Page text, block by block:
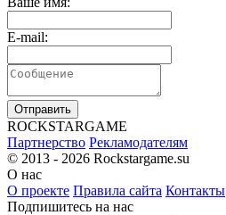
E-mail:
Отправить
ROCKSTARGAME
Партнерство Рекламодателям
© 2013 - 2026 Rockstargame.su
О нас
О проекте Правила сайта Контакты
Подпишитесь на нас